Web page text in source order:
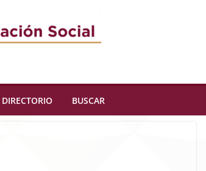
DIRECTORIO BUSCAR